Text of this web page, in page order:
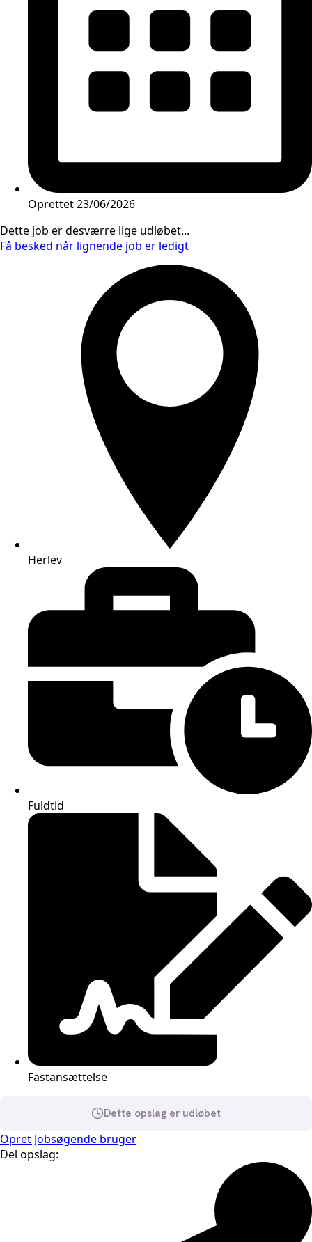
Oprettet23/06/2026
Dette job er desværre lige udløbet...
Få besked når lignende job er ledigt
Herlev
Fuldtid
Fastansættelse
Dette opslag er udløbet
Opret Jobsøgende bruger
Del opslag: